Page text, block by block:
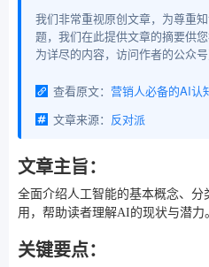
我们非常重视原创文章，为尊重
题，我们在此提供文章的摘要供
为详尽的内容，访问作者的公众
查看原文：
文章来源： 反对派
文章主旨：
全面介绍人工智能的基本概念、
用，帮助读者理解AI的现状与潜力
关键要点：